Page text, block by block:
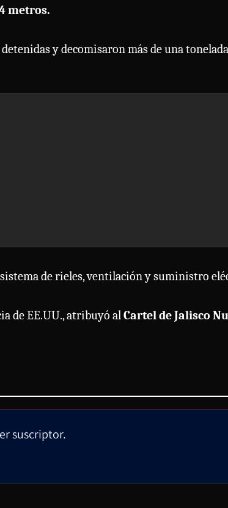
metros.
y decomisaron más de una
de rieles, ventilación y suministro
de EE.UU., atribuyó alCartel de Jalisco
suscriptor.